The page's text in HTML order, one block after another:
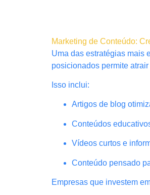
Marketing de Conteúdo:
Uma das estratégias mais
posicionados permite
Isso inclui:
Artigos de blog
Conteúdos
Vídeos curtos e
Conteúdo pensado
Empresas que investem